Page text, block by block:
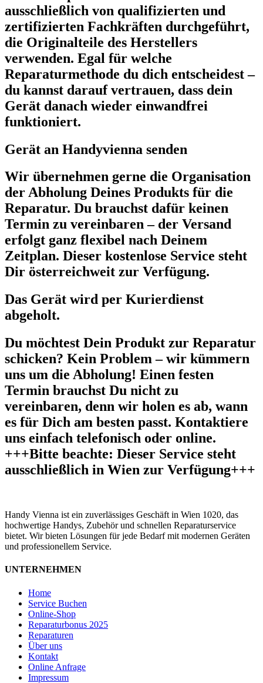
ausschließlich von qualifizierten und
zertifizierten Fachkräften durchgeführt,
die Originalteile des Herstellers
verwenden. Egal für welche
Reparaturmethode du dich entscheidest –
du kannst darauf vertrauen, dass dein
Gerät danach wieder einwandfrei
funktioniert.
Gerät an Handyvienna senden
Wir übernehmen gerne die Organisation
der Abholung Deines Produkts für die
Reparatur. Du brauchst dafür keinen
Termin zu vereinbaren – der Versand
erfolgt ganz flexibel nach Deinem
Zeitplan. Dieser kostenlose Service steht
Dir österreichweit zur Verfügung.
Das Gerät wird per Kurierdienst
abgeholt.
Du möchtest Dein Produkt zur Reparatur
schicken? Kein Problem – wir kümmern
uns um die Abholung! Einen festen
Termin brauchst Du nicht zu
vereinbaren, denn wir holen es ab, wann
es für Dich am besten passt. Kontaktiere
uns einfach telefonisch oder online.
+++Bitte beachte: Dieser Service steht
ausschließlich in Wien zur Verfügung+++
Handy Vienna ist ein zuverlässiges Geschäft in Wien 1020, das
hochwertige Handys, Zubehör und schnellen Reparaturservice
bietet. Wir bieten Lösungen für jede Bedarf mit modernen Geräten
und professionellem Service.
UNTERNEHMEN
Home
Service Buchen
Online-Shop
Reparaturbonus 2025
Reparaturen
Über uns
Kontakt
Online Anfrage
Impressum